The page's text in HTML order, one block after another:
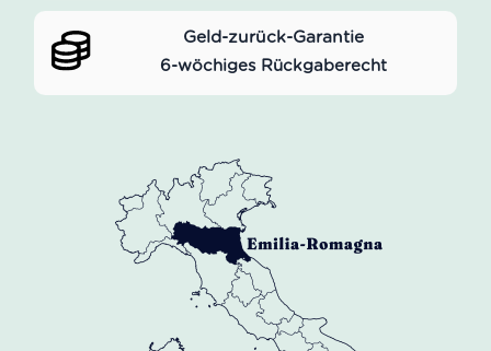
Geld-zurück-Garantie
6-wöchiges Rückgaberecht